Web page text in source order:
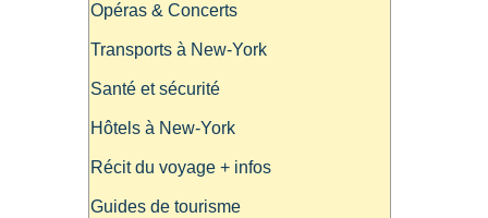
Opéras & Concerts
Transports à New-York
Santé et sécurité
Hôtels à New-York
Récit du voyage + infos
Guides de tourisme